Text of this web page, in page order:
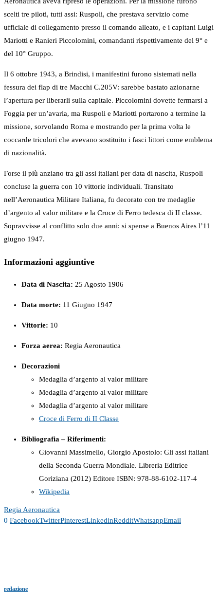
scelti tre piloti, tutti assi: Ruspoli, che prestava servizio come
ufficiale di collegamento presso il comando alleato, e i capitani Luigi
Mariotti e Ranieri Piccolomini, comandanti rispettivamente del 9° e
del 10° Gruppo.
Il 6 ottobre 1943, a Brindisi, i manifestini furono sistemati nella
fessura dei flap di tre Macchi C.205V: sarebbe bastato azionarne
l’apertura per liberarli sulla capitale. Piccolomini dovette fermarsi a
Foggia per un’avaria, ma Ruspoli e Mariotti portarono a termine la
missione, sorvolando Roma e mostrando per la prima volta le
coccarde tricolori che avevano sostituito i fasci littori come emblema
di nazionalità.
Forse il più anziano tra gli assi italiani per data di nascita, Ruspoli
concluse la guerra con 10 vittorie individuali. Transitato
nell’Aeronautica Militare Italiana, fu decorato con tre medaglie
d’argento al valor militare e la Croce di Ferro tedesca di II classe.
Sopravvisse al conflitto solo due anni: si spense a Buenos Aires l’11
giugno 1947.
Informazioni aggiuntive
Data di Nascita: 25 Agosto 1906
Data morte: 11 Giugno 1947
Vittorie: 10
Forza aerea: Regia Aeronautica
Decorazioni
Medaglia d’argento al valor militare
Medaglia d’argento al valor militare
Medaglia d’argento al valor militare
Croce di Ferro di II Classe
Bibliografia – Riferimenti:
Giovanni Massimello, Giorgio Apostolo: Gli assi italiani
della Seconda Guerra Mondiale. Libreria Editrice
Goriziana (2012) Editore ISBN: 978-88-6102-117-4
Wikipedia
Regia Aeronautica
0 FacebookTwitterPinterestLinkedinRedditWhatsappEmail
redazione